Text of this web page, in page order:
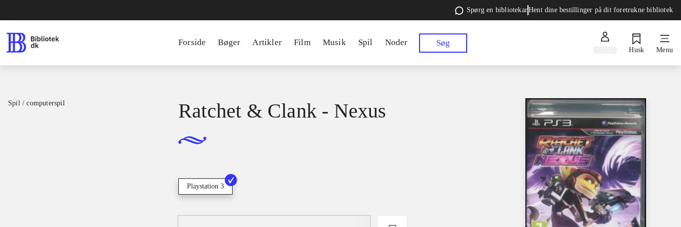
Spørg en bibliotekarHent dine bestillinger på dit foretrukne bibliotek
Forside Bøger Artikler Film Musik Spil Noder Søg
Husk Menu
Spil / computerspil Ratchet & Clank - Nexus
Playstation 3